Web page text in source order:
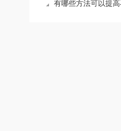
有哪些方法可以提高石墨螺母